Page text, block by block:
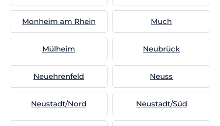
Monheim am Rhein Much
Mülheim Neubrück
Neuehrenfeld Neuss
Neustadt/Nord Neustadt/Süd